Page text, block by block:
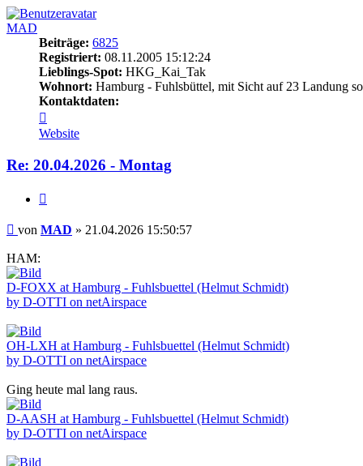
MAD
Beiträge: 6825
Registriert: 08.11.2005 15:12:24
Lieblings-Spot: HKG_Kai_Tak
Wohnort: Hamburg - Fuhlsbüttel, mit Sicht auf 23 Landung
Kontaktdaten:
von
MAD
Website
Re: 20.04.2026 - Montag
Beitrag
von MAD » 21.04.2026 15:50:57
HAM:
D-FOXX at Hamburg - Fuhlsbuettel (Helmut Schmidt)
by D-OTTI on netAirspace
OH-LXH at Hamburg - Fuhlsbuettel (Helmut Schmidt)
by D-OTTI on netAirspace
Ging heute mal lang raus.
D-AASH at Hamburg - Fuhlsbuettel (Helmut Schmidt)
by D-OTTI on netAirspace